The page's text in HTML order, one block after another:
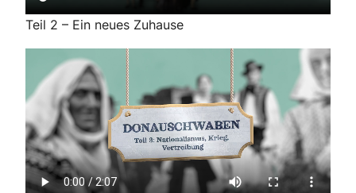
Teil 2 – Ein neues Zuhause